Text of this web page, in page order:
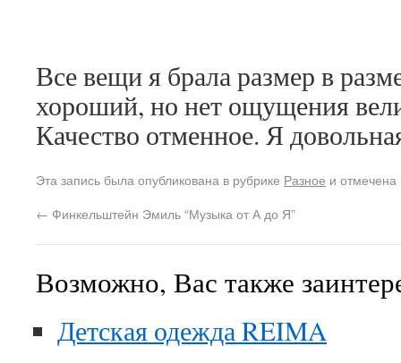
Все вещи я брала размер в
хороший, но нет ощущения
Качество отменное. Я
Эта запись была опубликована в рубрике Разное и
← Финкельштейн Эмиль “Музыка от А до Я”
Возможно, Вас также
Детская одежда REIMA